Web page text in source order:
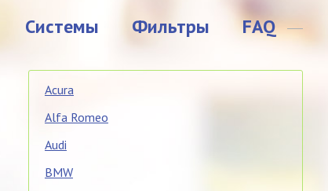
Системы Фильтры FAQ
Acura
Alfa Romeo
Audi
BMW